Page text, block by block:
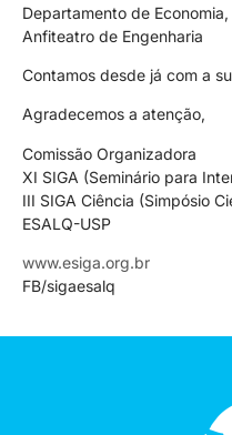
Departamento de
Anfiteatro de Engenharia
Contamos desde já com a
Agradecemos a atenção,
Comissão Organizadora
XI SIGA (Seminário para
III SIGA Ciência (Simpósio
ESALQ-USP
www.esiga.org.br
FB/sigaesalq